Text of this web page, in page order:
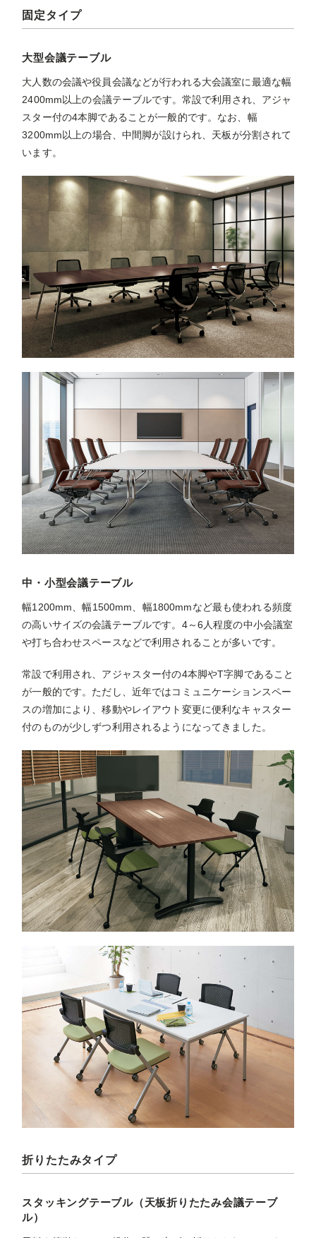
固定タイプ
大型会議テーブル
大人数の会議や役員会議などが行われる大会議室に最適な幅
2400mm以上の会議テーブルです。常設で利用され、アジャ
スター付の4本脚であることが一般的です。なお、幅
3200mm以上の場合、中間脚が設けられ、天板が分割されて
います。
中・小型会議テーブル
幅1200mm、幅1500mm、幅1800mmなど最も使われる頻度
の高いサイズの会議テーブルです。4～6人程度の中小会議室
や打ち合わせスペースなどで利用されることが多いです。
常設で利用され、アジャスター付の4本脚やT字脚であること
が一般的です。ただし、近年ではコミュニケーションスペー
スの増加により、移動やレイアウト変更に便利なキャスター
付のものが少しずつ利用されるようになってきました。
折りたたみタイプ
スタッキングテーブル（天板折りたたみ会議テーブ
ル）